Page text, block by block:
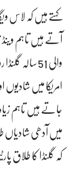
کہتے ہیں کہ لاس
آتے ہیں تاہم
والی 51
امریکا میں
جاتے ہیں تاہم
میں آدھی شادیاں
کہ گلنڈا کا طلاق